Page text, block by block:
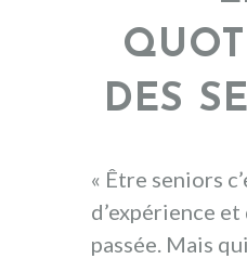
DES
« Être seniors
d’expérience et
passée. Mais